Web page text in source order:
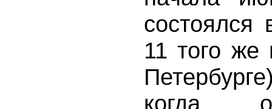
состоялся
11 того
когда